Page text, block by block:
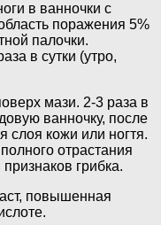
в ванночки с
поражения 5%
палочки.
в сутки (утро,
мази. 2-3 раза в
ванночку, после
слоя кожи или ногтя.
отрастания
грибка.
повышенная